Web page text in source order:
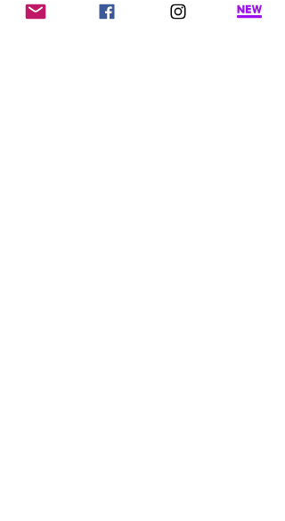
Unsere Bauzaunvermietung